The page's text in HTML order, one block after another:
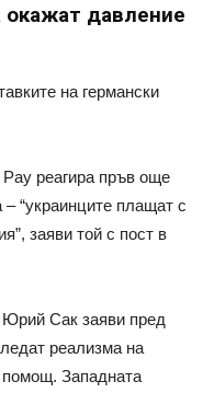
давление
на германски
реагира пръв още
“украинците плащат с
заяви той с пост в
Юрий Сак заяви пред
реализма на
помощ. Западната